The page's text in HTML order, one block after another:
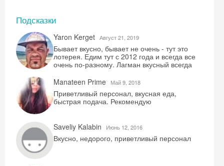
Подсказки
Yaron Kerget Август 21, 2019
Бывает вкусно, бывает не очень - тут это
лотерея. Едим тут с 2012 года и всегда все
очень по-разному. Лагман вкусный всегда
Manateen Prime
Май 9, 2018
Приветливый персонал, вкусная еда,
быстрая подача. Рекомендую
Saveliy Kalabin Июнь 12, 2016
Вкусно, недорого, приветливый персонал